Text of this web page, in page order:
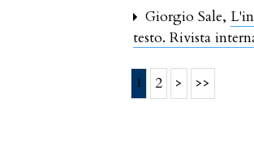
Giorgio Sale,
testo. Rivista
1 2 > >>